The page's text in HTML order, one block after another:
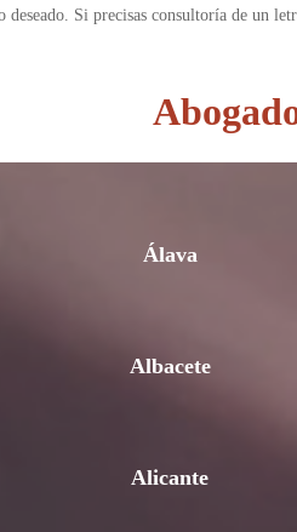
deseado. Si precisas consultoría de un
Álava
Albacete
Alicante